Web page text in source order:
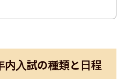
内入試の種類と日程